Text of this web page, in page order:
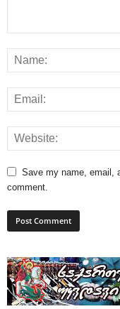
Save my name, email,
comment.